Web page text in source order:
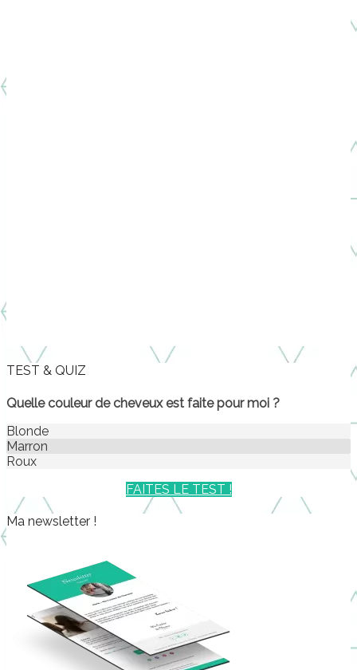
TEST & QUIZ
Quelle couleur de cheveux est faite pour moi ?
Blonde
Marron
Roux
FAITES LE TEST !
Ma newsletter !